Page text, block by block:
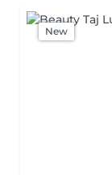
New